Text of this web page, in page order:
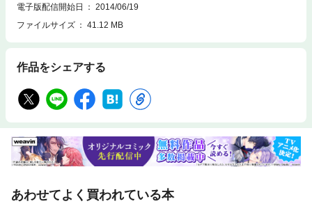
電子版配信開始日
2014/06/19
ファイルサイズ
41.12 MB
作品をシェアする
あわせてよく買われている本